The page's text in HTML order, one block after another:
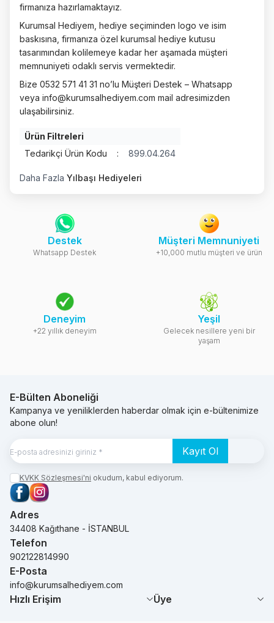
firmanıza hazırlamaktayız.
Kurumsal Hediyem, hediye seçiminden logo ve isim
baskısına, firmanıza özel kurumsal hediye kutusu
tasarımından kolilemeye kadar her aşamada müşteri
memnuniyeti odaklı servis vermektedir.
Bize 0532 571 41 31 no’lu Müşteri Destek – Whatsapp
veya info@kurumsalhediyem.com mail adresimizden
ulaşabilirsiniz.
Ürün Filtreleri
Tedarikçi Ürün Kodu
: 899.04.264
Daha Fazla Yılbaşı Hediyeleri
Destek
Whatsapp Destek
Müşteri Memnuniyeti
+10,000 mutlu müşteri ve ürün
Deneyim
+22 yıllık deneyim
Yeşil
Gelecek nesillere yeni bir
yaşam
E-Bülten Aboneliği
Kampanya ve yeniliklerden haberdar olmak için e-bültenimize
abone olun!
Kayıt Ol
KVKK Sözleşmesi'ni okudum, kabul ediyorum.
Facebook
Instagram
Adres
34408 Kağıthane - İSTANBUL
Telefon
902122814990
E-Posta
info@kurumsalhediyem.com
Hızlı Erişim Üye